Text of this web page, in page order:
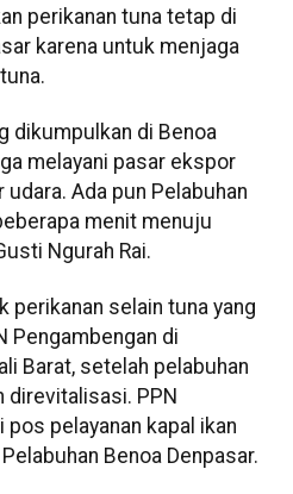
perikanan tuna tetap di
karena untuk menjaga
dikumpulkan di Benoa
melayani pasar ekspor
Ada pun Pelabuhan
menit menuju
Ngurah Rai.
perikanan selain tuna yang
Pengambengan di
Barat, setelah pelabuhan
PPN
pelayanan kapal ikan
Benoa Denpasar.